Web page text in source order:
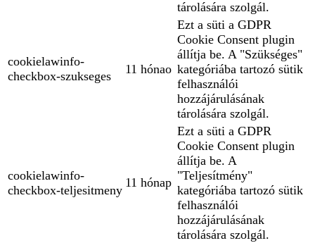
tárolására szolgál.
cookielawinfo-
checkbox-szukseges
11 hónao
Ezt a süti a GDPR
Cookie Consent plugin
állítja be. A "Szükséges"
kategóriába tartozó sütik
felhasználói
hozzájárulásának
tárolására szolgál.
cookielawinfo-
checkbox-teljesitmeny
11 hónap
Ezt a süti a GDPR
Cookie Consent plugin
állítja be. A
"Teljesítmény"
kategóriába tartozó sütik
felhasználói
hozzájárulásának
tárolására szolgál.